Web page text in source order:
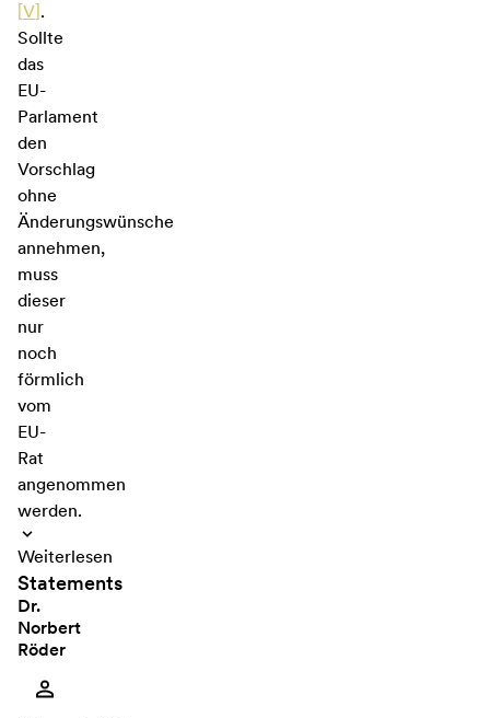
[V].
Sollte
das
EU-
Parlament
den
Vorschlag
ohne
Änderungswünsche
annehmen,
muss
dieser
nur
noch
förmlich
vom
EU-
Rat
angenommen
werden.
Weiterlesen
Statements
Dr.
Norbert
Röder